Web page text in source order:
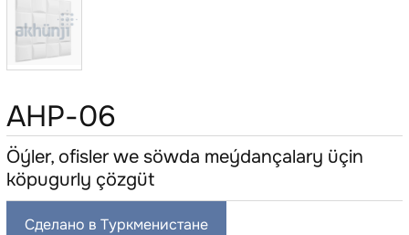
AHP-06
Öýler, ofisler we söwda meýdançalary üçin
köpugurly çözgüt
Сделано в Туркменистане